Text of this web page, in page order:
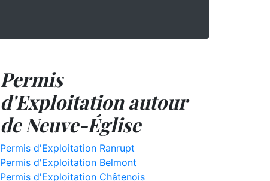
Permis
d'Exploitation autour
de Neuve-Église
Permis d'Exploitation Ranrupt
Permis d'Exploitation Belmont
Permis d'Exploitation Châtenois